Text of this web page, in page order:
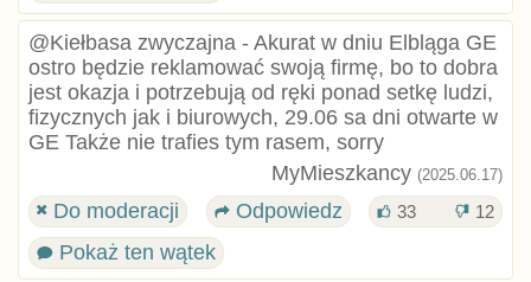
@Kiełbasa zwyczajna - Akurat w dniu Elbląga GE
ostro będzie reklamować swoją firmę, bo to dobra
jest okazja i potrzebują od ręki ponad setkę ludzi,
fizycznych jak i biurowych, 29.06 sa dni otwarte w
GE Także nie trafies tym rasem, sorry
MyMieszkancy (2025.06.17)
Do moderacji Odpowiedz 33 12
Pokaż ten wątek